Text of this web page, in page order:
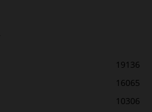
19136
16065
10306